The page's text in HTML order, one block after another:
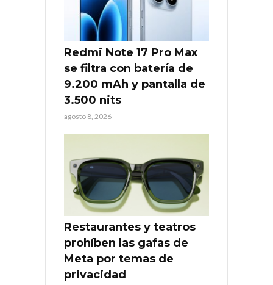
Redmi Note 17 Pro Max
se filtra con batería de
9.200 mAh y pantalla de
3.500 nits
agosto 8, 2026
Restaurantes y teatros
prohíben las gafas de
Meta por temas de
privacidad